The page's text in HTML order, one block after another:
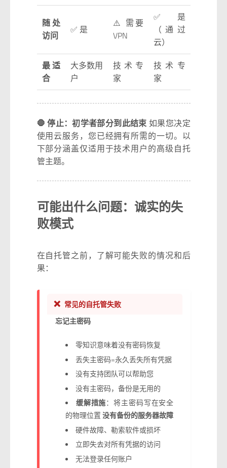
随处
访问
✅ 是
⚠️ 需要
VPN
✅ 是
（通过
云）
最适
合
大多数用
户
技术专
家
技术专
家
🛑 停止：初学者部分到此结束 如果您决定
使用云服务，您已经拥有所需的一切。以
下部分涵盖仅适用于技术用户的高级自托
管主题。
可能出什么问题：诚实的失
败模式
在自托管之前，了解可能失败的情况和后
果：
❌ 常见的自托管失败
忘记主密码
零知识意味着没有密码恢复
丢失主密码=永久丢失所有凭据
没有支持团队可以帮助您
没有主密码，备份是无用的
缓解措施：将主密码写在安全
的物理位置没有备份的服务器故障
硬件故障、勒索软件或损坏
立即失去对所有凭据的访问
无法登录任何账户